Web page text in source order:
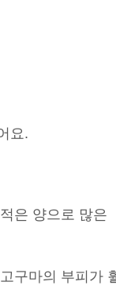
요.
은 양으로 많은
구마의 부피가